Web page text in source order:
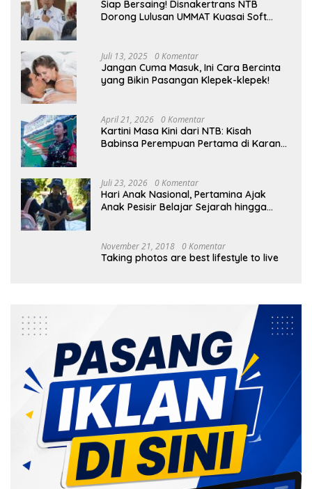
Siap Bersaing! Disnakertrans NTB
Dorong Lulusan UMMAT Kuasai Soft
Juli 13, 2025 0 Komentar
Jangan Cuma Masuk, Ini Cara Bercinta
yang Bikin Pasangan Klepek-klepek!
April 21, 2026 0 Komentar
Kartini Masa Kini dari NTB: Kisah
Babinsa Perempuan Pertama di Karang
Juli 23, 2026 0 Komentar
Hari Anak Nasional, Pertamina Ajak
Anak Pesisir Belajar Sejarah hingga
November 21, 2018 0 Komentar
Taking photos are best lifestyle to live